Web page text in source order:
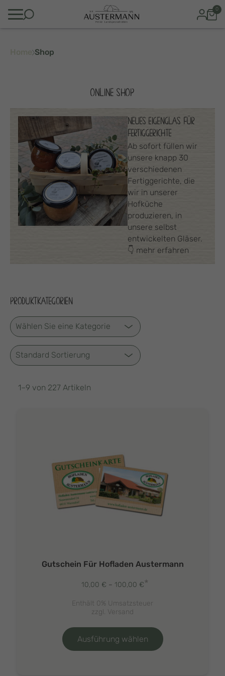
0
Shop
ONLINE SHOP
NEUES EIGENGLAS FÜR
FERTIGGERICHTE
Ab sofort füllen wir
unsere knapp 30
verschiedenen
Fertiggerichte, die
wir in unserer
Hofküche
produzieren, in
unsere selbst
entwickelten Gläser.
👇 mehr erfahren
PRODUKTKATEGORIEN
1–9 von 227 Artikeln
Gutschein Für Hofladen Austermann
10,00 € – 100,00 €Preisspanne:
bis
*
Enthält 0% Umsatzsteuer
zzgl. Versand
Ausführung wählen
Produkt
weist